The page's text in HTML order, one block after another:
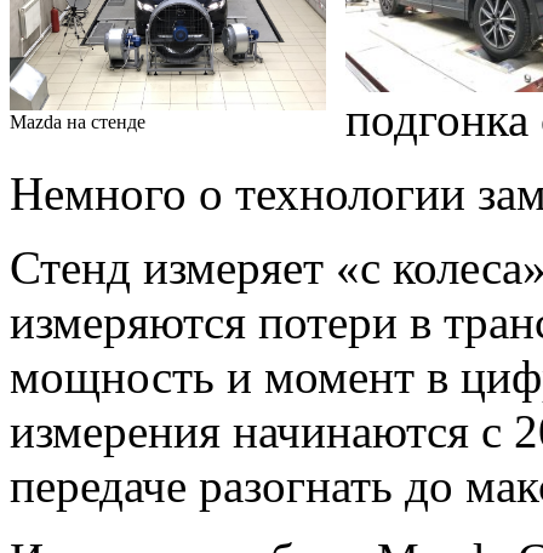
Mazda на стенде
подгонка
Немного о технологии
Стенд измеряет «с
измеряются потери в
мощность и момент в
измерения начинаются с
передаче разогнать до